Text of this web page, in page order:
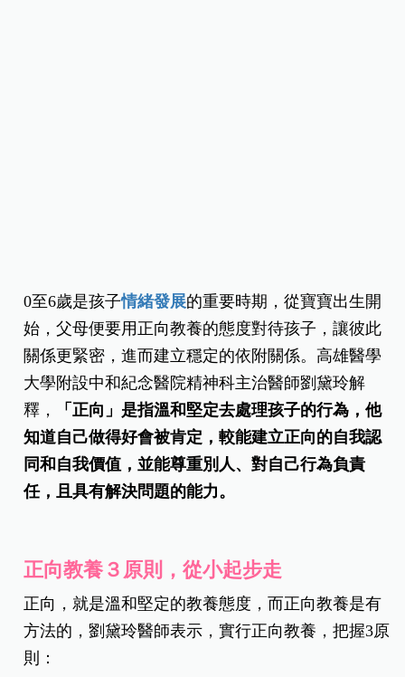
0至6歲是孩子情緒發展的重要時期，從寶寶出生開
始，父母便要用正向教養的態度對待孩子，讓彼此
關係更緊密，進而建立穩定的依附關係。高雄醫學
大學附設中和紀念醫院精神科主治醫師劉黛玲解
釋，
「正向」是指溫和堅定去處理孩子的行為，他
知道自己做得好會被肯定，較能建立正向的自我認
同和自我價值，並能尊重別人、對自己行為負責
任，且具有解決問題的能力。
正向教養３原則，從小起步走
正向，就是溫和堅定的教養態度，而正向教養是有
方法的，劉黛玲醫師表示，實行正向教養，把握3原
則：